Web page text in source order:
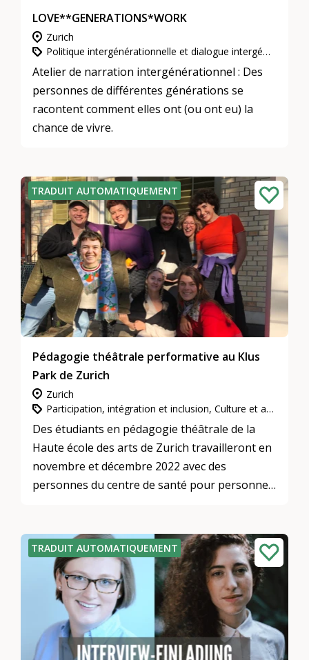
LOVE**GENERATIONS*WORK
Zurich
Politique intergénérationnelle et dialogue intergénérationnel, Participation, intégration et inclusion, Culture et arts
Atelier de narration intergénérationnel : Des
personnes de différentes générations se
racontent comment elles ont (ou ont eu) la
chance de vivre.
TRADUIT AUTOMATIQUEMENT
Pédagogie théâtrale performative au Klus
Park de Zurich
Zurich
Participation, intégration et inclusion, Culture et arts
Des étudiants en pédagogie théâtrale de la
Haute école des arts de Zurich travailleront en
novembre et décembre 2022 avec des
personnes du centre de santé pour personnes
des rencontres inhabituelles entre "jeunes et
vieux" et de collaborer ainsi à une cohabitation
d'avenir entre différentes générations
TRADUIT AUTOMATIQUEMENT